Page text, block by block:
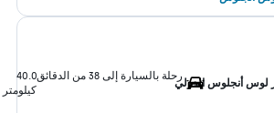
أنجلوس الدولي
رحلة بالسيارة إلى 38 من الدقائق
40.0
كيلومتر